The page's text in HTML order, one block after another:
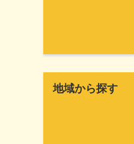
地域から探す